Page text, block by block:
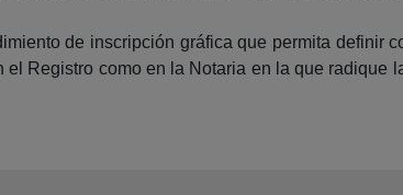
de inscripción gráfica que permita definir
Registro como en la Notaria en la que radique